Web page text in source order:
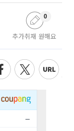
추가취재 원해요
0